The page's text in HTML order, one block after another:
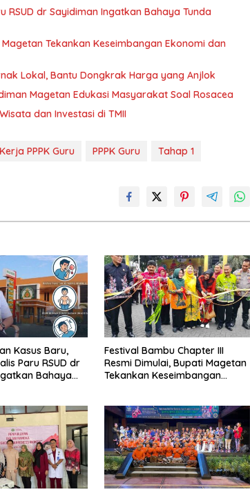
RSUD dr Sayidiman Ingatkan Bahaya Tunda
Tekankan Keseimbangan Ekonomi dan
Lokal, Bantu Dongkrak Harga yang Anjlok
Magetan Edukasi Masyarakat Soal Rosacea
dan Investasi di TMII
PPPK Guru PPPK Guru Tahap 1
Kasus Baru,
Paru RSUD dr
Bahaya
Festival Bambu Chapter III
Resmi Dimulai, Bupati Magetan
Tekankan Keseimbangan